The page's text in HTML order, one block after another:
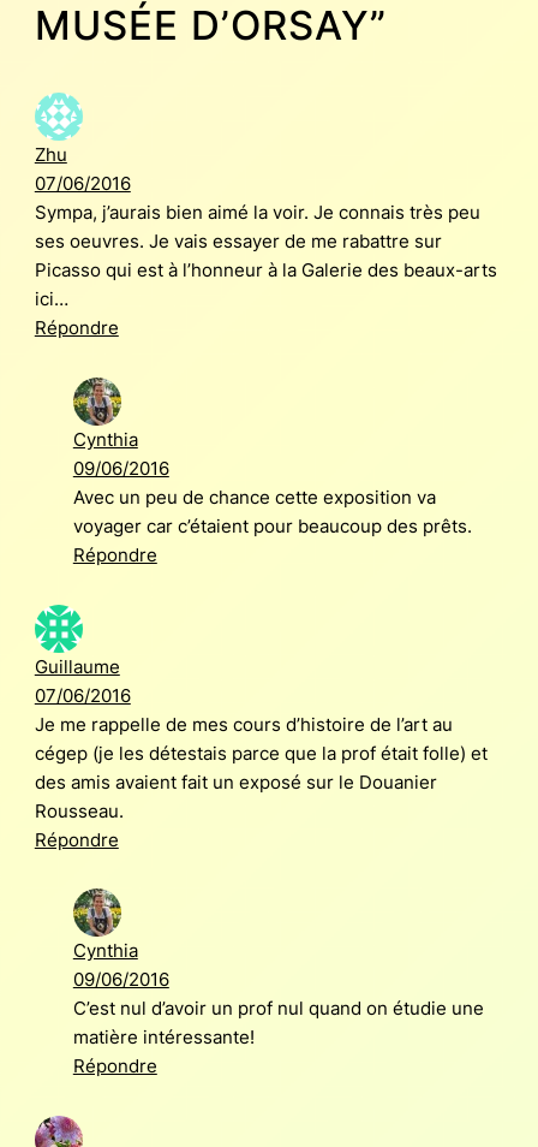
MUSÉE D’ORSAY”
Zhu
07/06/2016
Sympa, j’aurais bien aimé la voir. Je connais très peu
ses oeuvres. Je vais essayer de me rabattre sur
Picasso qui est à l’honneur à la Galerie des beaux-arts
ici…
Répondre
Cynthia
09/06/2016
Avec un peu de chance cette exposition va
voyager car c’étaient pour beaucoup des prêts.
Répondre
Guillaume
07/06/2016
Je me rappelle de mes cours d’histoire de l’art au
cégep (je les détestais parce que la prof était folle) et
des amis avaient fait un exposé sur le Douanier
Rousseau.
Répondre
Cynthia
09/06/2016
C’est nul d’avoir un prof nul quand on étudie une
matière intéressante!
Répondre